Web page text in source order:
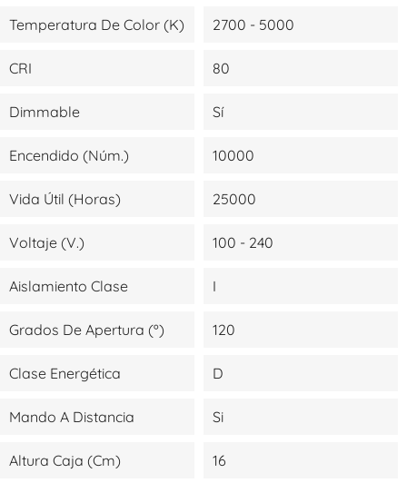
Temperatura De Color (K) 2700 - 5000
CRI 80
Dimmable Sí
Encendido (Núm.) 10000
Vida Útil (Horas) 25000
Voltaje (V.) 100 - 240
Aislamiento Clase I
Grados De Apertura (º) 120
Clase Energética D
Mando A Distancia Si
Altura Caja (cm) 16